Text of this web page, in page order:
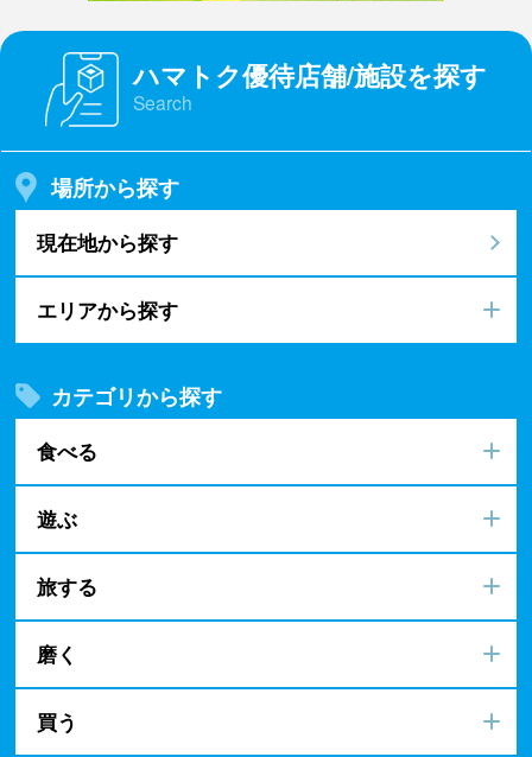
ハマトク優待店舗/施設を探す
Search
場所から探す
現在地から探す
エリアから探す
カテゴリから探す
食べる
遊ぶ
旅する
磨く
買う